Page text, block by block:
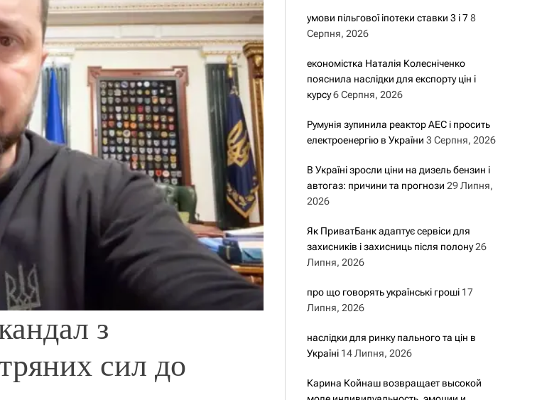
у
з
сил до
умови пільгової іпотеки ставки 3 і 7 8
Серпня, 2026
економістка Наталія Колесніченко
пояснила наслідки для експорту цін і
курсу 6 Серпня, 2026
Румунія зупинила реактор АЕС і просить
електроенергію в України 3 Серпня, 2026
В Україні зросли ціни на дизель бензин і
автогаз: причини та прогнози 29 Липня,
2026
Як ПриватБанк адаптує сервіси для
захисників і захисниць після полону 26
Липня, 2026
про що говорять українські гроші 17
Липня, 2026
наслідки для ринку пального та цін в
Україні 14 Липня, 2026
Карина Койнаш возвращает высокой